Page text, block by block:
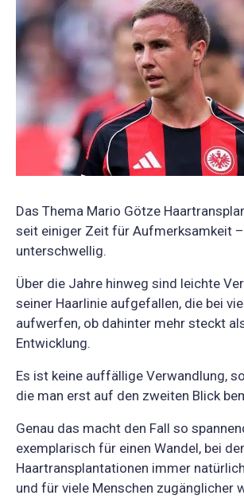
Das Thema Mario Götze
seit einiger Zeit für Aufmerksamkeit
unterschwellig.
Über die Jahre hinweg sind leichte
seiner Haarlinie aufgefallen, die bei
aufwerfen, ob dahinter mehr steckt
Entwicklung.
Es ist keine auffällige Verwandlung,
die man erst auf den zweiten Blick
Genau das macht den Fall so
exemplarisch für einen Wandel, bei
Haartransplantationen immer
und für viele Menschen zugänglicher